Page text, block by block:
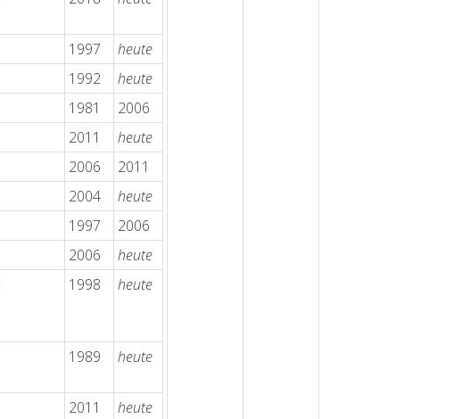
1997
heute
1992
heute
1981
2006
2011
heute
2006
2011
2004
heute
1997
2006
2006
heute
1998 heute
1989 heute
2011
heute